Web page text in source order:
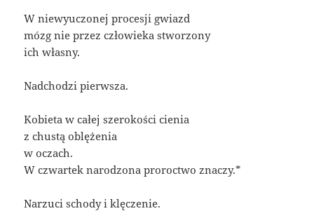
W niewyuczonej procesji gwiazd
mózg nie przez człowieka stworzony
ich własny.
Nadchodzi pierwsza.
Kobieta w całej szerokości cienia
z chustą oblężenia
w oczach.
W czwartek narodzona proroctwo znaczy.*
Narzuci schody i klęczenie.